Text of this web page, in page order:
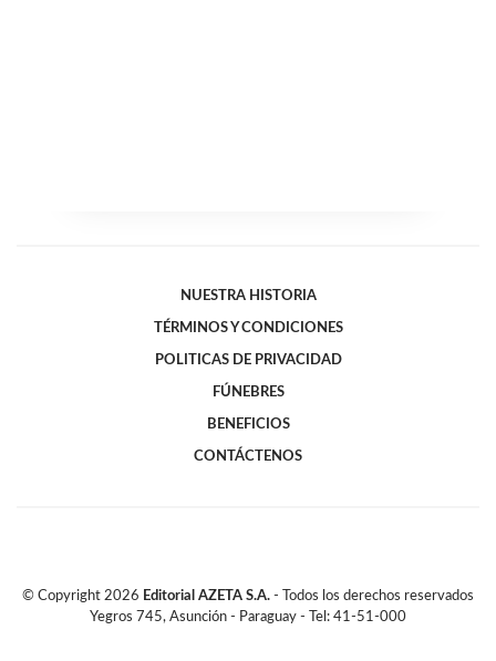
NUESTRA HISTORIA
TÉRMINOS Y CONDICIONES
POLITICAS DE PRIVACIDAD
FÚNEBRES
BENEFICIOS
CONTÁCTENOS
© Copyright 2026 Editorial AZETA S.A. - Todos los derechos reservados
Yegros 745, Asunción - Paraguay - Tel: 41-51-000